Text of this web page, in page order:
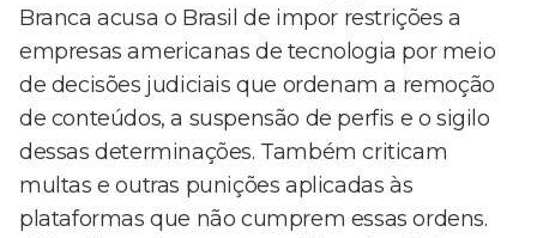
Branca acusa o Brasil de impor restrições a
empresas americanas de tecnologia por meio
de decisões judiciais que ordenam a remoção
de conteúdos, a suspensão de perfis e o sigilo
dessas determinações. Também criticam
multas e outras punições aplicadas às
plataformas que não cumprem essas ordens.